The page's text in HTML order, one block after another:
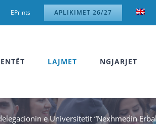
EPrints APLIKIMET 26/27
LAJMET NGJARJET
e Universitetit “Nexhmedin